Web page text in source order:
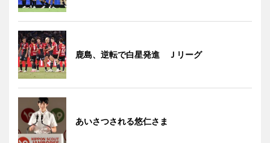
鹿島、逆転で白星発進 Ｊリーグ
あいさつされる悠仁さま